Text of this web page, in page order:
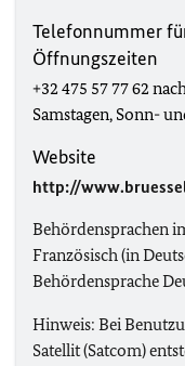
Telefonnummer
Öffnungszeiten
+32 475 57 77 62
Samstagen, Sonn-
Website
http://
Behördensprachen
Französisch (in
Behördensprache
Hinweis: Bei
Satellit (Satcom)